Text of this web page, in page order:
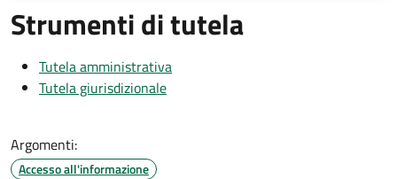
Strumenti di tutela
Tutela amministrativa
Tutela giurisdizionale
Argomenti:
Accesso all'informazione